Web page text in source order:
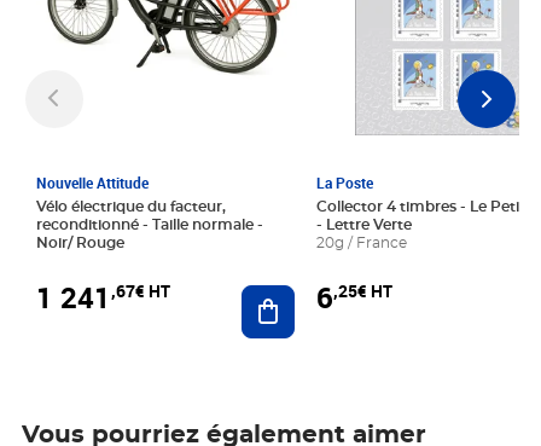
Nouvelle Attitude
Vélo électrique du facteur,
reconditionné - Taille normale -
Noir/ Rouge
1 241 ,67€ HT Ajouter au panier
La Poste
Collector 4 timbres - Le Petit
- Lettre Verte
20g / France
6,25€ HT
Vous pourriez également aimer